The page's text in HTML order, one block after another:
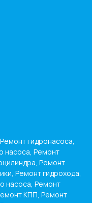
гидронасоса,
насоса, Ремонт
Ремонт
Ремонт гидрохода,
насоса, Ремонт
КПП, Ремонт